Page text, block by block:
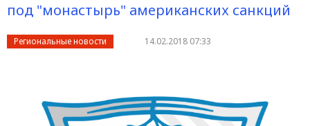
под "монастырь" американских санкций
Региональные новости 14.02.2018 07:33